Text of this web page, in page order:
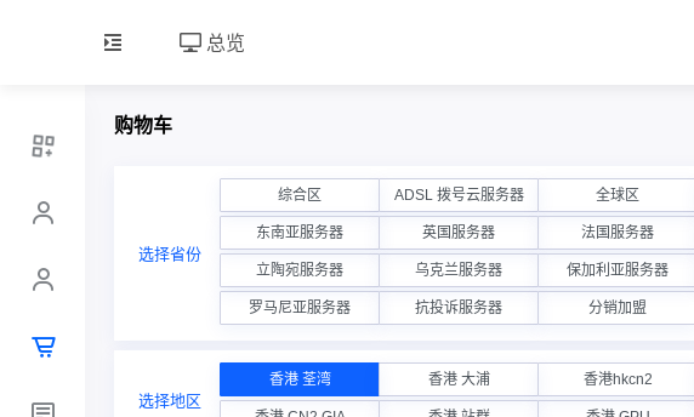
总览
购物车
选择省份
综合区 ADSL 拨号云服务器 全球区
东南亚服务器 英国服务器 法国服务器
立陶宛服务器 乌克兰服务器 保加利亚服务器
罗马尼亚服务器 抗投诉服务器 分销加盟
选择地区
香港 荃湾 香港 大浦 香港hkcn2